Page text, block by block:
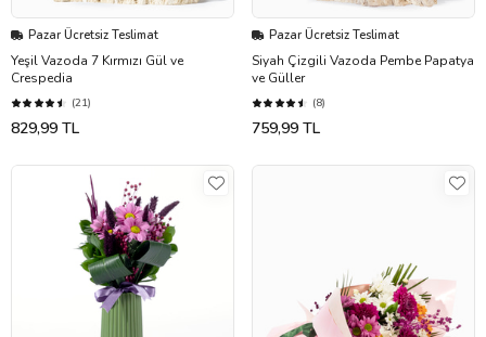
Pazar Ücretsiz Teslimat
Yeşil Vazoda 7 Kırmızı Gül ve
Crespedia
(21)
829,99 TL
Pazar Ücretsiz Teslimat
Siyah Çizgili Vazoda Pembe Papatya
ve Güller
(8)
759,99 TL